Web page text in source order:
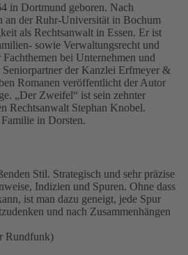
in Dortmund geboren. Nach
an der Ruhr-Universität in Bochum
als Rechtsanwalt in Essen. Er ist
sowie Verwaltungsrecht und
bei Unternehmen und
Seniorpartner der Kanzlei Erfmeyer &
Romanen veröffentlicht der Autor
„Der Zweifel“ ist sein zehnter
Rechtsanwalt Stephan Knobel.
in Dorsten.
Stil. Strategisch und sehr präzise
Indizien und Spuren. Ohne dass
ist man dazu geneigt, jede Spur
und nach Zusammenhängen
Rundfunk)